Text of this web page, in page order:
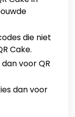
die niet
Cake.
voor QR
dan voor